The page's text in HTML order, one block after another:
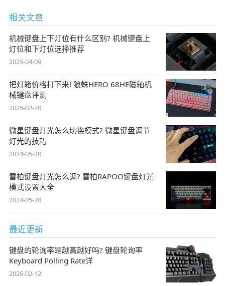
相关文章
机械键盘上下灯位有什么区别? 机械键盘上
灯位和下灯位选择推荐
2025-04-09
把灯箱价格打下来! 狼蛛HERO 68HE磁轴机
械键盘评测
2025-02-20
微星键盘灯光怎么切换模式? 微星键盘调节
灯光的技巧
2024-05-20
雷柏键盘灯光怎么调? 雷柏RAPOO键盘灯光
模式设置大全
2024-05-20
最近更新
键盘的轮询率是越高越好吗? 键盘轮询率
Keyboard Polling Rate详
2026-02-12